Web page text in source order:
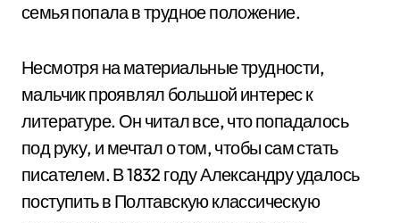
семья попала в трудное положение.
Несмотря на материальные трудности,
мальчик проявлял большой интерес к
литературе. Он читал все, что попадалось
под руку, и мечтал о том, чтобы сам стать
писателем. В 1832 году Александру удалось
поступить в Полтавскую классическую